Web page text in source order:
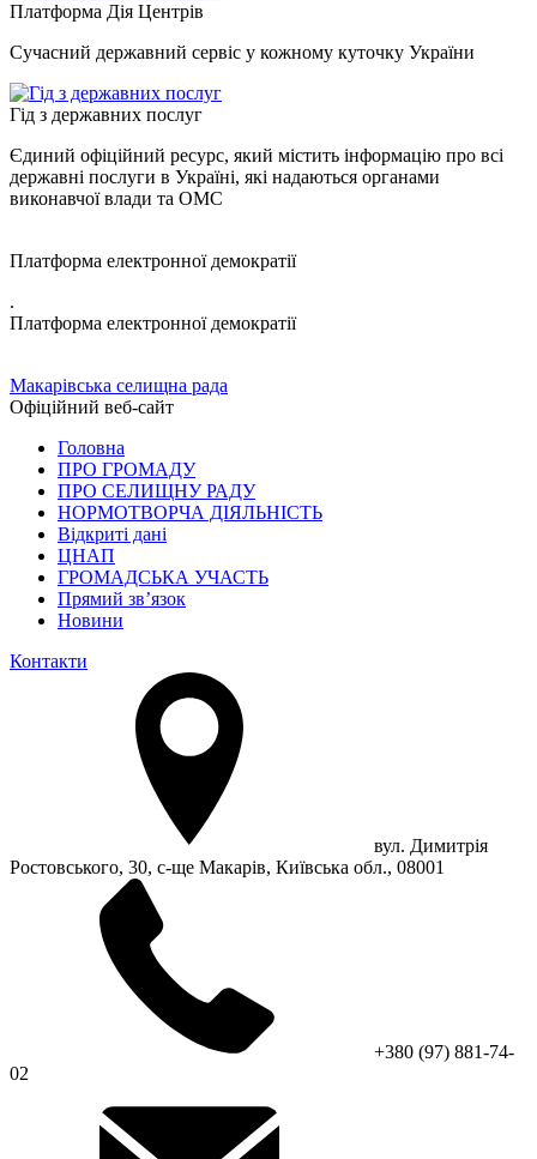
Платформа Дія Центрів
Сучасний державний сервіс у кожному куточку України
Гід з державних послуг
Єдиний офіційний ресурс, який містить інформацію про всі
державні послуги в Україні, які надаються органами
виконавчої влади та ОМС
Платформа електронної демократії
.
Платформа електронної демократії
Макарівська селищна рада
Офіційний веб-сайт
Головна
ПРО ГРОМАДУ
ПРО СЕЛИЩНУ РАДУ
НОРМОТВОРЧА ДІЯЛЬНІСТЬ
Відкриті дані
ЦНАП
ГРОМАДСЬКА УЧАСТЬ
Прямий зв’язок
Новини
Контакти
вул. Димитрія
Ростовського, 30, с-ще Макарів, Київська обл., 08001
+380 (97) 881-74-
02